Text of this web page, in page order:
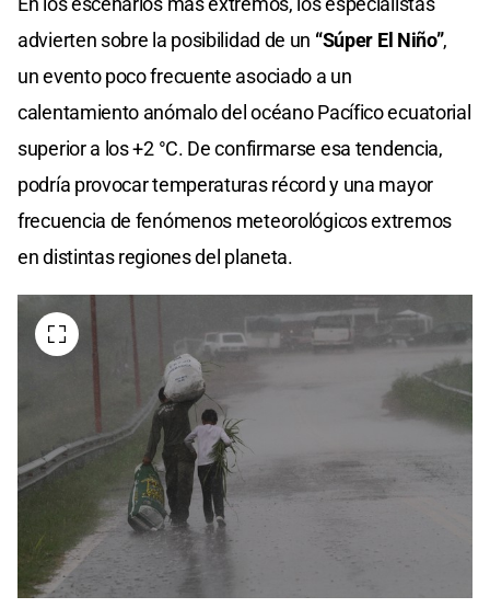
advierten sobre la posibilidad de un “Súper El Niño”,
un evento poco frecuente asociado a un
calentamiento anómalo del océano Pacífico ecuatorial
superior a los +2 °C. De confirmarse esa tendencia,
podría provocar temperaturas récord y una mayor
frecuencia de fenómenos meteorológicos extremos
en distintas regiones del planeta.